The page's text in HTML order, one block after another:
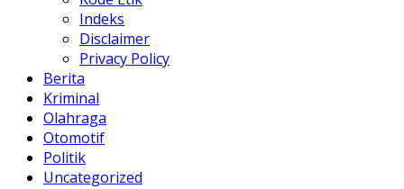
Indeks
Disclaimer
Privacy Policy
Berita
Kriminal
Olahraga
Otomotif
Politik
Uncategorized